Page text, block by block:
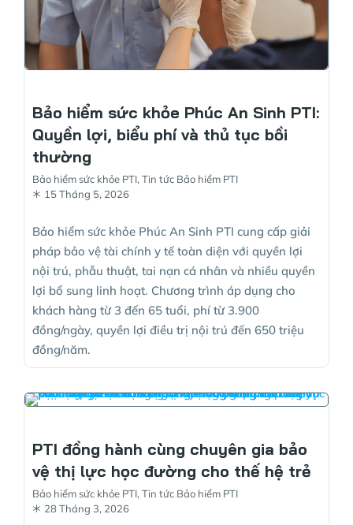
Bảo hiểm sức khỏe Phúc An Sinh PTI:
Quyền lợi, biểu phí và thủ tục bồi
thường
Bảo hiểm sức khỏe PTI, Tin tức Bảo hiểm PTI
15 Tháng 5, 2026
Bảo hiểm sức khỏe Phúc An Sinh PTI cung cấp giải
pháp bảo vệ tài chính y tế toàn diện với quyền lợi
nội trú, phẫu thuật, tai nạn cá nhân và nhiều quyền
lợi bổ sung linh hoạt. Chương trình áp dụng cho
khách hàng từ 3 đến 65 tuổi, phí từ 3.900
đồng/ngày, quyền lợi điều trị nội trú đến 650 triệu
đồng/năm.
PTI đồng hành cùng chuyên gia bảo
vệ thị lực học đường cho thế hệ trẻ
Bảo hiểm sức khỏe PTI, Tin tức Bảo hiểm PTI
28 Tháng 3, 2026